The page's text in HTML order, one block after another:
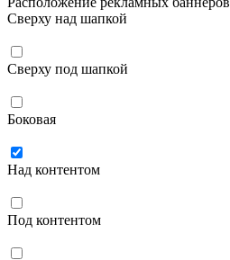
Сверху над шапкой
Сверху под шапкой
Боковая
Над контентом
Под контентом